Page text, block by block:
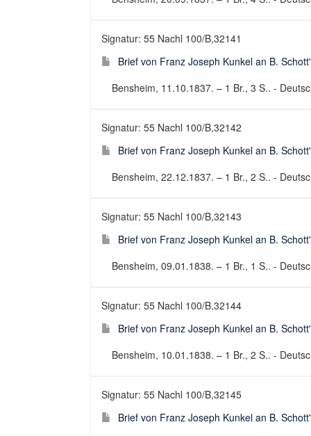
Signatur: 55 Nachl 100/B,32141
Brief von Franz Joseph Kunkel an B.
Bensheim, 11.10.1837. – 1 Br., 3 S.. -
Signatur: 55 Nachl 100/B,32142
Brief von Franz Joseph Kunkel an B.
Bensheim, 22.12.1837. – 1 Br., 2 S.. -
Signatur: 55 Nachl 100/B,32143
Brief von Franz Joseph Kunkel an B.
Bensheim, 09.01.1838. – 1 Br., 1 S.. -
Signatur: 55 Nachl 100/B,32144
Brief von Franz Joseph Kunkel an B.
Bensheim, 10.01.1838. – 1 Br., 2 S.. -
Signatur: 55 Nachl 100/B,32145
Brief von Franz Joseph Kunkel an B.